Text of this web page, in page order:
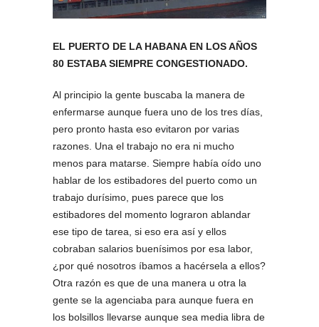
EL PUERTO DE LA HABANA EN LOS AÑOS
80 ESTABA SIEMPRE CONGESTIONADO.
Al principio la gente buscaba la manera de
enfermarse aunque fuera uno de los tres días,
pero pronto hasta eso evitaron por varias
razones. Una el trabajo no era ni mucho
menos para matarse. Siempre había oído uno
hablar de los estibadores del puerto como un
trabajo durísimo, pues parece que los
estibadores del momento lograron ablandar
ese tipo de tarea, si eso era así y ellos
cobraban salarios buenísimos por esa labor,
¿por qué nosotros íbamos a hacérsela a ellos?
Otra razón es que de una manera u otra la
gente se la agenciaba para aunque fuera en
los bolsillos llevarse aunque sea media libra de